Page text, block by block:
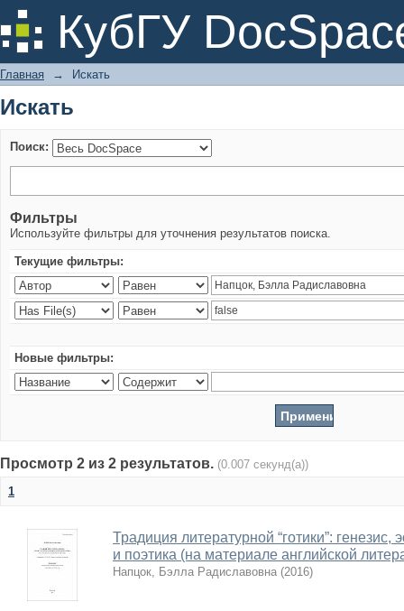
КубГУ
Искать
Главная → Искать
Искать
Поиск:
Фильтры
Используйте фильтры для уточнения результатов поиска.
Текущие фильтры:
Новые фильтры:
Просмотр 2 из 2 результатов. (0.007 секунд(а))
1
Традиция литературной “готики”: генезис,
и поэтика (на материале английской
Напцок, Бэлла Радиславовна (2016)